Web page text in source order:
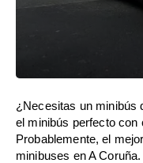
¿Necesitas un minibús
el minibús perfecto con
Probablemente, el
minibuses en A